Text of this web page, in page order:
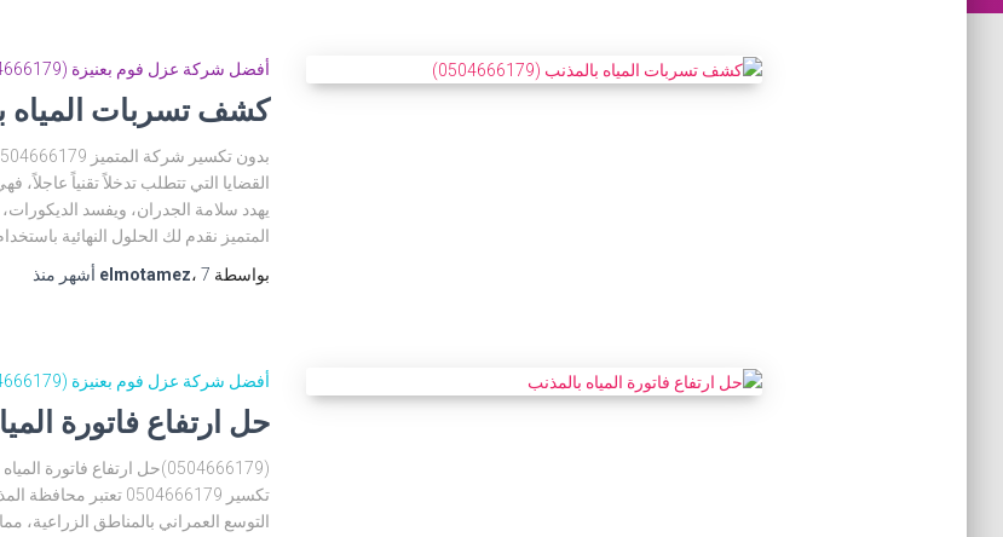
أفضل شركة عزل فوم بعنيزة (0504666179)
كشف تسربات المياه بالمذنب
القضايا التي تتطلب تدخلاً تقنياً
يهدد سلامة الجدران، ويفسد
المتميز نقدم لك الحلول النهائية
بواسطة
elmotamez،7 أشهر منذ
أفضل شركة عزل فوم بعنيزة (0504666179)
حل ارتفاع فاتورة
(0504666179)حل ارتفاع
تكسير 0504666179
التوسع العمراني بالمناطق